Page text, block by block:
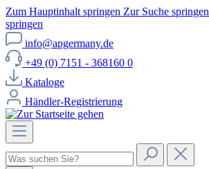
Zum Hauptinhalt springen Zur Suche springen
springen
info@apgermany.de
+49 (0) 7151 - 368160 0
Kataloge
Händler-Registrierung